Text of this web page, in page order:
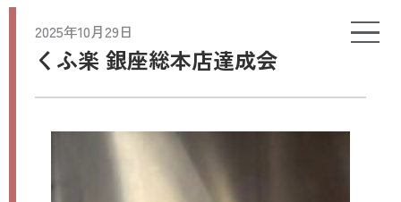
2025年10月29日
くふ楽 銀座総本店達成会